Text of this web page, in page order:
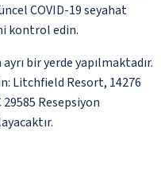
COVID-19 seyahat
kontrol edin.
bir yerde yapılmaktadır.
Litchfield Resort, 14276
Resepsiyon